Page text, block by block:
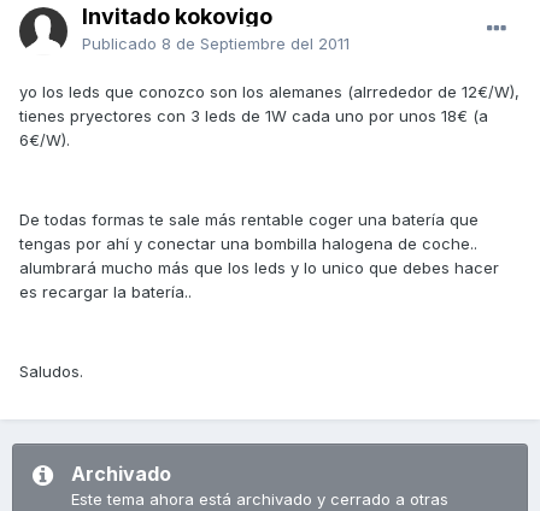
Invitado kokovigo
Publicado 8 de Septiembre del 2011
yo los leds que conozco son los alemanes (alrrededor de 12€/W),
tienes pryectores con 3 leds de 1W cada uno por unos 18€ (a
6€/W).
De todas formas te sale más rentable coger una batería que
tengas por ahí y conectar una bombilla halogena de coche..
alumbrará mucho más que los leds y lo unico que debes hacer
es recargar la batería..
Saludos.
Archivado
Este tema ahora está archivado y cerrado a otras